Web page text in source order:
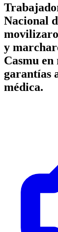
Nacional
y
Casmu en
garantías
médica.